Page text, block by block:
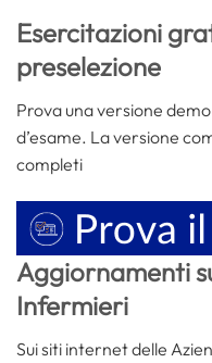
Esercitazioni
preselezione
Prova una versione
d’esame. La versione
completi
Aggiornamenti
Infermieri
Sui siti internet delle